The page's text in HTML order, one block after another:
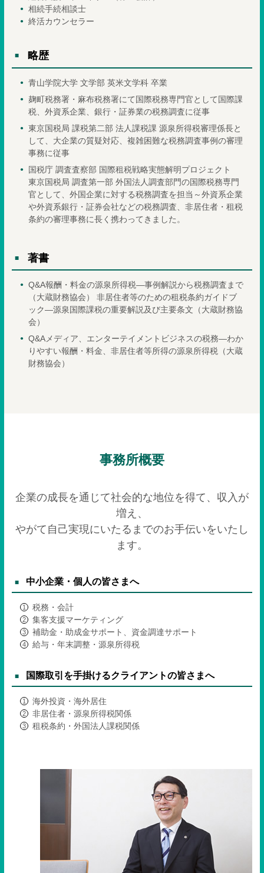
相続手続相談士
終活カウンセラー
略歴
青山学院大学 文学部 英米文学科 卒業
麹町税務署・麻布税務署にて国際税務専門官として国際課
税、外資系企業、銀行・証券業の税務調査に従事
東京国税局 課税第二部 法人課税課 源泉所得税審理係長と
して、大企業の質疑対応、複雑困難な税務調査事例の審理
事務に従事
国税庁 調査査察部 国際租税戦略実態解明プロジェクト
東京国税局 調査第一部 外国法人調査部門の国際税務専門
官として、外国企業に対する税務調査を担当～外資系企業
や外資系銀行・証券会社などの税務調査、非居住者・租税
条約の審理事務に長く携わってきました。
著書
Q&A報酬・料金の源泉所得税―事例解説から税務調査まで
（大蔵財務協会） 非居住者等のための租税条約ガイドブ
ック―源泉国際課税の重要解説及び主要条文（大蔵財務協
会）
Q&Aメディア、エンターテイメントビジネスの税務―わか
りやすい報酬・料金、非居住者等所得の源泉所得税（大蔵
財務協会）
事務所概要
企業の成長を通じて社会的な地位を得て、収入が
増え、
やがて自己実現にいたるまでのお手伝いをいたし
ます。
中小企業・個人の皆さまへ
税務・会計
集客支援マーケティング
補助金・助成金サポート、資金調達サポート
給与・年末調整・源泉所得税
国際取引を手掛けるクライアントの皆さまへ
海外投資・海外居住
非居住者・源泉所得税関係
租税条約・外国法人課税関係